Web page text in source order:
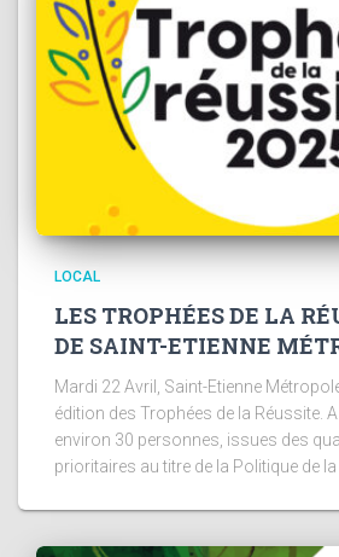
LOCAL
LES TROPHÉES DE LA
DE SAINT-ETIENNE
Mardi 22 Avril, Saint-Etienne
édition des Trophées de la Réussite.
environ 30 personnes, issues des
prioritaires au titre de la Politique de la